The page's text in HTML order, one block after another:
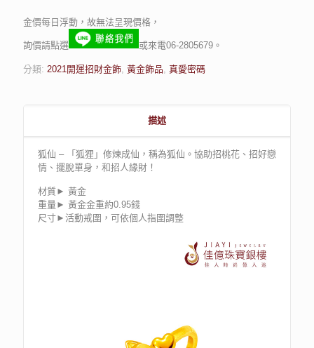
金價每日浮動，故無法呈現價格，
詢價請點選 或來電06-2805679。
分類: 2021開運招財金飾 黃金飾品 真愛密碼
描述
狐仙 – 「狐狸」修煉成仙，稱為狐仙。協助招桃花、招好戀
情、擺脫單身，和招人緣財！
材質► 黃金
重量► 黃金金重約0.95錢
尺寸►活動戒圍，可依個人指圍調整